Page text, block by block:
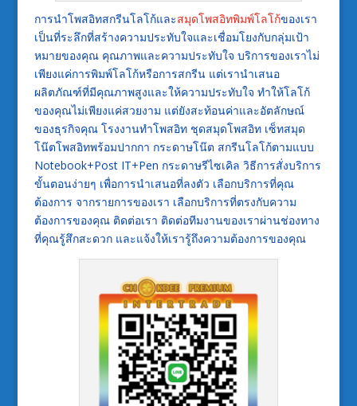
การนำโพสอิทสกรีนโลโก้และสมุดโพสอิทพิมพ์โลโก้ของเรา
เป็นที่ระลึกที่สร้างความประทับใจและเชื่อมโยงกับกลุ่มเป้า
หมายของคุณ คุณภาพและความประทับใจ บริการของเราไม่
เพียงแค่การพิมพ์โลโก้หรือการสกรีน แต่เรานำเสนอ
ผลิตภัณฑ์ที่มีคุณภาพสูงและให้ความประทับใจ ทำให้โลโก้
ของคุณไม่เพียงแค่สวยงาม แต่ยังสะท้อนค่าและอัตลักษณ์
ของธุรกิจคุณ โรงงานทำโพสอิท ชุดสมุดโพสอิท เซ็ทสมุด
โน๊ตโพสอิทพร้อมปากกา กระดาษโน๊ต สกรีนโลโก้ตามแบบ
Notebook+Post IT+Pen กระดาษรีไซเคิล วิธีการสั่งบริการ
ขั้นตอนง่ายๆ เพื่อการนำเสนอที่ลงตัว เลือกบริการที่คุณ
ต้องการ จากรายการของเรา เลือกบริการที่ตรงกับความ
ต้องการของคุณ ติดต่อเรา ติดต่อทีมงานของเราผ่านช่องทาง
ที่คุณรู้สึกสะดวก และแจ้งให้เรารู้ถึงความต้องการของคุณ